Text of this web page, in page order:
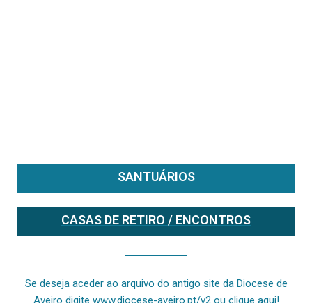
SANTUÁRIOS
CASAS DE RETIRO / ENCONTROS
Se deseja aceder ao arquivo do antigo site da Diocese de
Aveiro digite www.diocese-aveiro.pt/v2 ou clique aqui!